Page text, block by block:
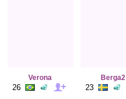
Verona
26
Berga2
23